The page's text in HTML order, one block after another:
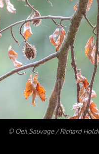
© Oeil Sauvage / Richard